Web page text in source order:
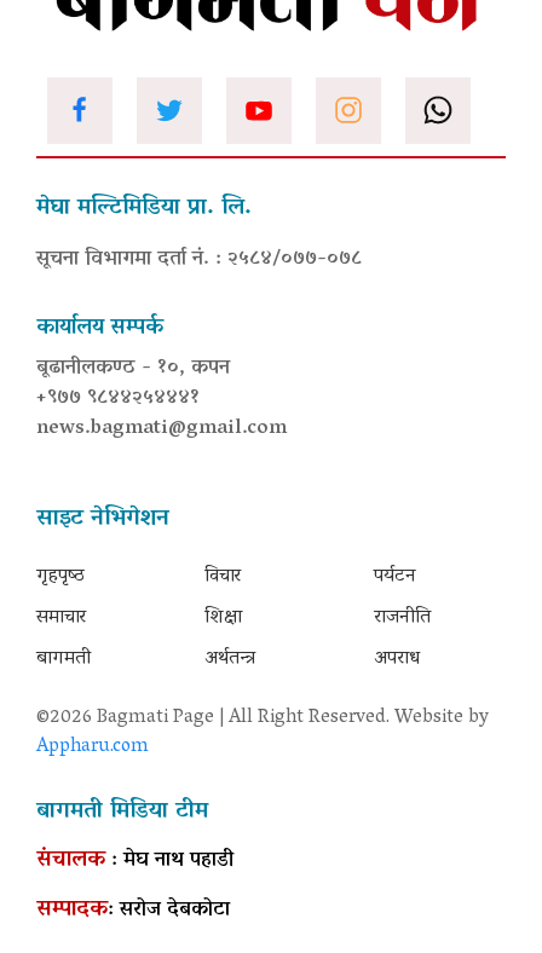
मेघा मल्टिमिडिया प्रा. लि.
सूचना विभागमा दर्ता नं. : २५८४/०७७-०७८
कार्यालय सम्पर्क
बूढानीलकण्ठ - १०, कपन
+९७७ ९८४४२५४४४१
news.bagmati@gmail.com
साइट नेभिगेशन
गृहपृष्‍ठ
समाचार
बागमती
विचार
शिक्षा
अर्थतन्त्र
पर्यटन
राजनीति
अपराध
©2026 Bagmati Page | All Right Reserved. Website by
Appharu.com
बागमती मिडिया टीम
संचालक: मेघ नाथ पहाडी
सम्पादक: सरोज देबकोटा